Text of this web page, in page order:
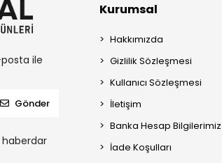
ile
Gönder
Kurumsal
Hakkımızda
Gizlilik Sözleşmesi
Kullanıcı Sözleşmesi
İletişim
Banka Hesap Bilgilerimiz
İade Koşulları